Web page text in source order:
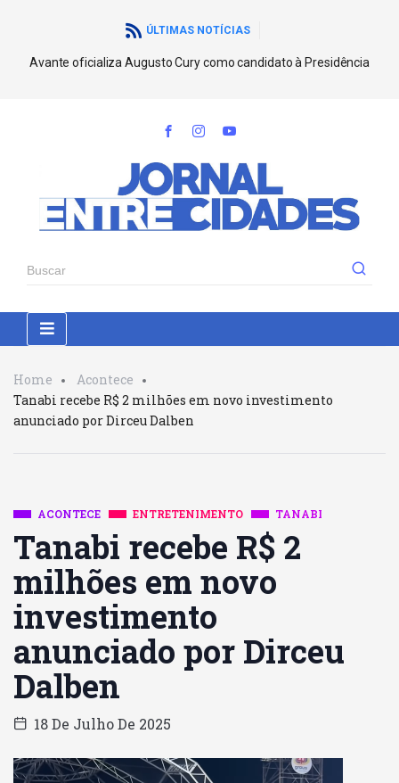
ÚLTIMAS NOTÍCIAS
Avante oficializa Augusto Cury como candidato à Presidência
Home
Acontece
Tanabi recebe R$ 2 milhões em novo investimento
anunciado por Dirceu Dalben
ACONTECE ENTRETENIMENTO TANABI
Tanabi recebe R$ 2
milhões em novo
investimento
anunciado por Dirceu
Dalben
18 De Julho De 2025